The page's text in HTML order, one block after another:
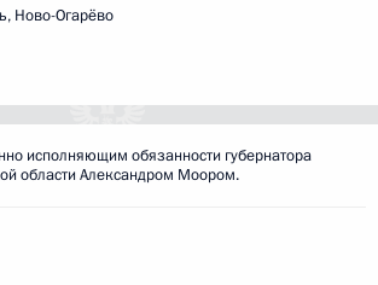
Ново-Огарёво
исполняющим обязанности губернатора
области Александром Моором.